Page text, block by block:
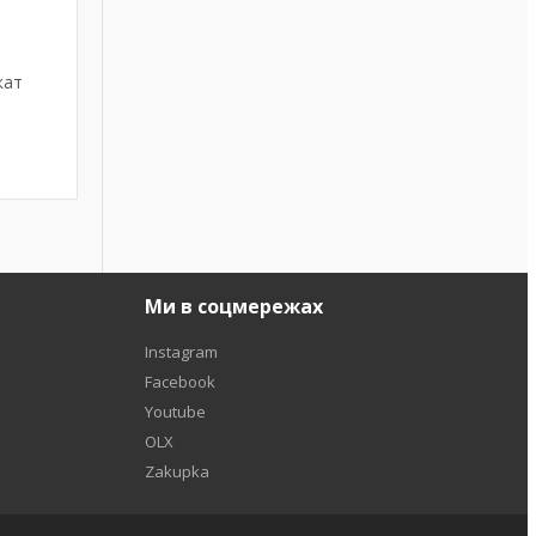
Ми в соцмережах
Instagram
Facebook
Youtube
OLX
Zakupka